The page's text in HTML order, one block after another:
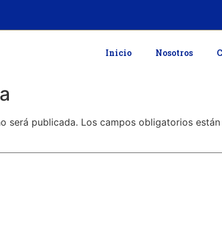
Inicio Nosotros
será publicada. Los campos obligatorios